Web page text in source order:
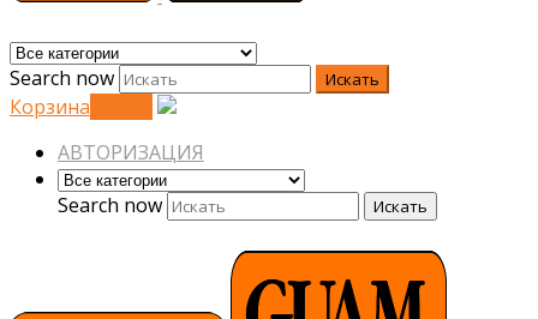
Search now Искать
Корзина
АВТОРИЗАЦИЯ
Search now
Искать